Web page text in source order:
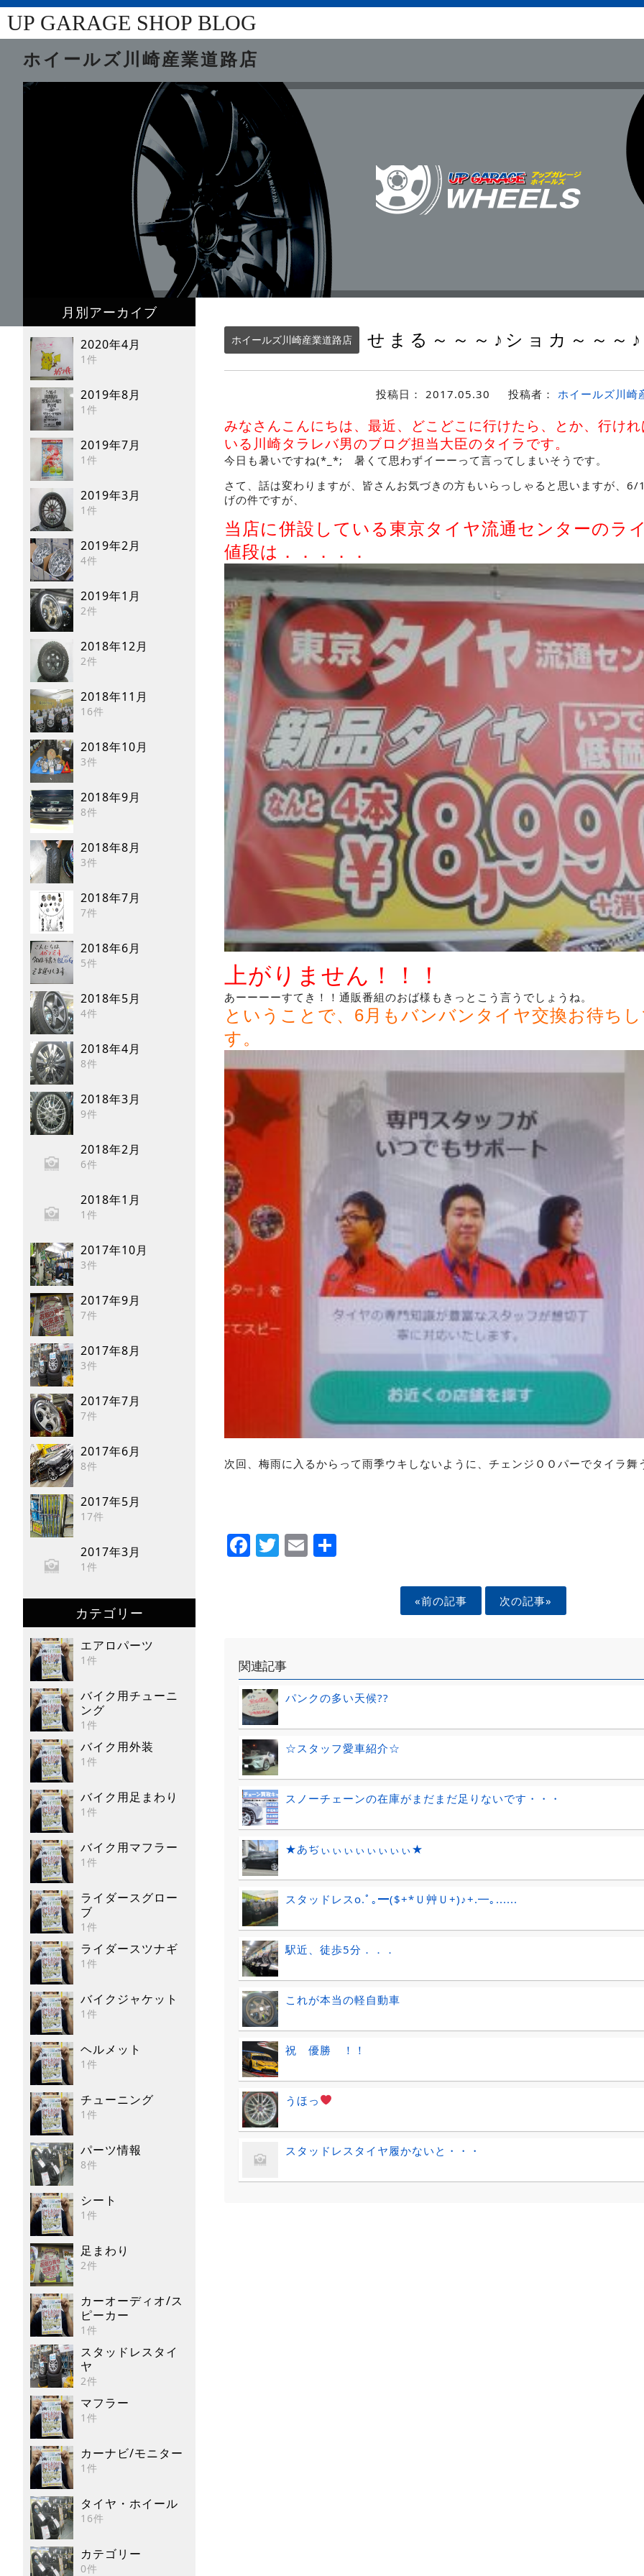
UP GARAGE SHOP BLOG
ホイールズ川崎産業道路店
月別アーカイブ
2020年4月
1件
2019年8月
1件
2019年7月
1件
2019年3月
1件
2019年2月
4件
2019年1月
2件
2018年12月
2件
2018年11月
16件
2018年10月
3件
2018年9月
8件
2018年8月
3件
2018年7月
7件
2018年6月
5件
2018年5月
4件
2018年4月
8件
2018年3月
9件
2018年2月
6件
2018年1月
1件
2017年10月
3件
2017年9月
7件
2017年8月
3件
2017年7月
7件
2017年6月
8件
2017年5月
17件
2017年3月
1件
カテゴリー
エアロパーツ
1件
バイク用チューニ
ング
1件
バイク用外装
1件
バイク用足まわり
1件
バイク用マフラー
1件
ライダースグロー
ブ
1件
ライダースツナギ
1件
バイクジャケット
1件
ヘルメット
1件
チューニング
1件
パーツ情報
8件
シート
1件
足まわり
2件
カーオーディオ/ス
ピーカー
1件
スタッドレスタイ
ヤ
2件
マフラー
1件
カーナビ/モニター
1件
タイヤ・ホイール
16件
カテゴリー
0件
ホイールズ川崎産業道路店 せまる～～～♪ショカ～～～♪
投稿日： 2017.05.30 投稿者： ホイールズ川崎
みなさんこんにちは、最近、どこどこに行けたら、とか、行け
いる川崎タラレバ男のブログ担当大臣のタイラです。
今日も暑いですね(*_*; 暑くて思わずイーーって言ってしまいそうです。
さて、話は変わりますが、皆さんお気づきの方もいらっしゃると思いますが、
げの件ですが、
当店に併設している東京タイヤ流通センターのラ
値段は．．．．．
上がりません！！！
あーーーーすてき！！通販番組のおば様もきっとこう言うでしょうね。
ということで、6月もバンバンタイヤ交換お待ち
す。
次回、梅雨に入るからって雨季ウキしないように、チェンジＯＯパーでタイラ舞
Facebook
Twitter
Email
«前の記事 次の記事»
関連記事
パンクの多い天候??
☆スタッフ愛車紹介☆
スノーチェーンの在庫がまだまだ足りないです・・・
★あぢぃぃぃぃぃぃぃぃ★
スタッドレスo.ﾟ｡━($+*Ｕ艸Ｕ+)♪+.━｡......
駅近、徒歩5分．．．
これが本当の軽自動車
祝 優勝 ！！
うほっ
スタッドレスタイヤ履かないと・・・